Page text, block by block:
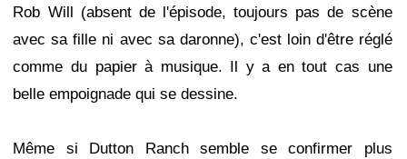
Rob Will (absent de l'épisode, toujours pas de scène
avec sa fille ni avec sa daronne), c'est loin d'être réglé
comme du papier à musique. Il y a en tout cas une
belle empoignade qui se dessine.
Même si Dutton Ranch semble se confirmer plus